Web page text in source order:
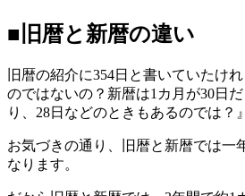
■旧暦と新暦の違い
旧暦の紹介に354日と書いていたけ
のではないの？新暦は1カ月が30日
り、28日などのときもあるのでは？』
お気づきの通り、旧暦と新暦では一
なります。